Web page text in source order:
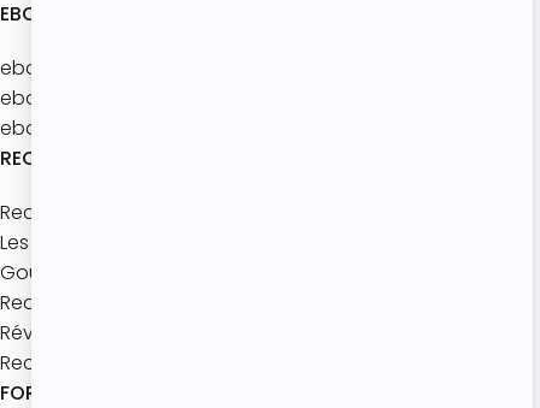
EBOOKS
ebook : Batch’Goûters Les bases
ebook : Mes 40 recettes d’été
ebook : Les brunchs d'été
RECETTES
Recettes à thème
Les bases de pâtisserie
Goûters maison
Recettes express
Réveils gourmands
Recettes à partager
FORMATIONS